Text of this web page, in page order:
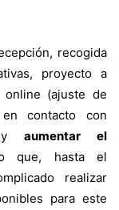
recogida
proyecto a
online (ajuste de
en contacto con
yaumentar el
que, hasta el
realizar
para este